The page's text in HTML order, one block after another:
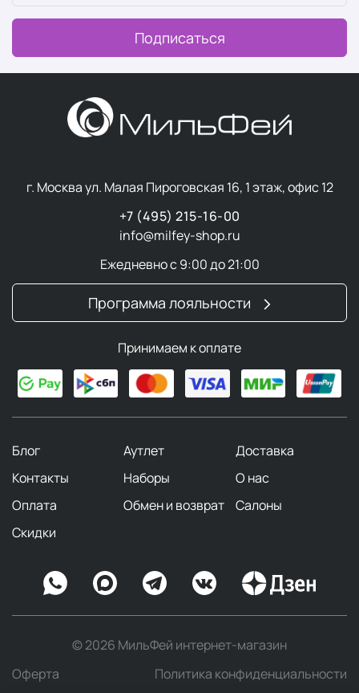
Подписаться
г. Москва ул. Малая Пироговская 16, 1 этаж, офис 12
+7 (495) 215-16-00
info@milfey-shop.ru
Ежедневно с 9:00 до 21:00
Программа лояльности
Принимаем к оплате
Блог Аутлет
Доставка
Контакты
Наборы
О нас
Оплата
Обмен и возврат
Салоны
Скидки
© 2026 МильФей интернет-магазин
Оферта
Политика конфиденциальности